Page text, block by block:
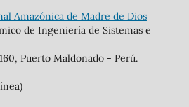
Amazónica de Madre de Dios
de Ingeniería de Sistemas e
Puerto Maldonado - Perú.